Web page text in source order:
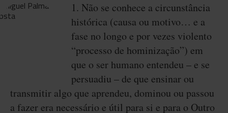
1. Não se conhece a circunstância
histórica (causa ou motivo… e a
fase no longo e por vezes violento
“processo de hominização”) em
que o ser humano entendeu – e se
persuadiu – de que ensinar ou
transmitir algo que aprendeu, dominou ou passou
a fazer era necessário e útil para si e para o Outro